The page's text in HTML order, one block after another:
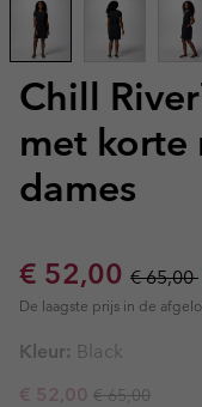
Chill
met
dames
Sale price:
€ 52,00 Regular
€ 65,00
De laagste prijs in de
Kleur: Black
Sale price:
€ 52,00 Regular price:
€ 65,00